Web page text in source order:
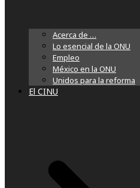
Acerca de …
Lo esencial de la ONU
Empleo
México en la ONU
Unidos para la reforma
El CINU